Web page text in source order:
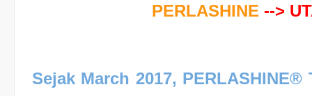
PERLASHINE -->
Sejak March 2017,